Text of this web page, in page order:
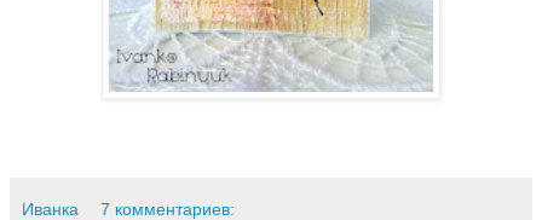
Иванка 7 комментариев: